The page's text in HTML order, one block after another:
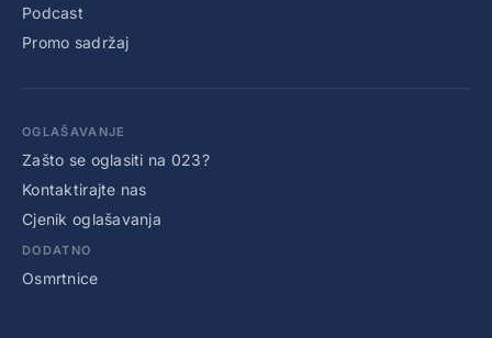
Podcast
Promo sadržaj
OGLAŠAVANJE
Zašto se oglasiti na 023?
Kontaktirajte nas
Cjenik oglašavanja
DODATNO
Osmrtnice